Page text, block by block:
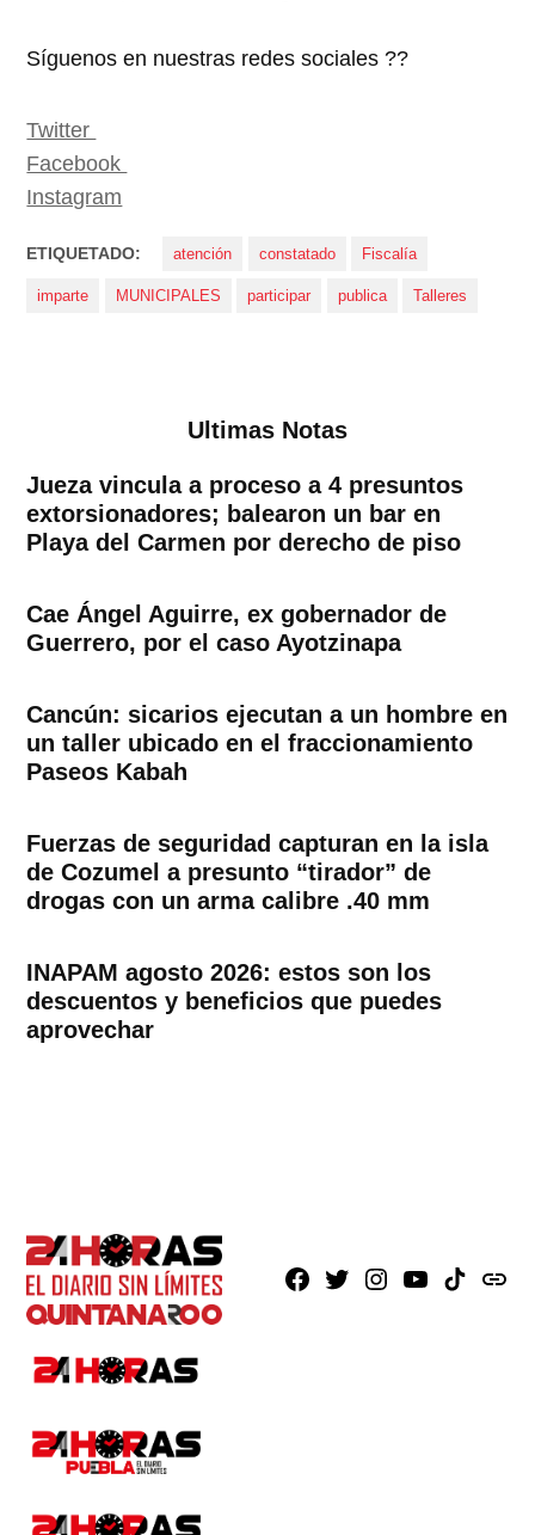
Síguenos en nuestras redes sociales ??
Twitter
Facebook
Instagram
ETIQUETADO: atención constatado Fiscalía
imparte MUNICIPALES participar publica Talleres
Ultimas Notas
Jueza vincula a proceso a 4 presuntos
extorsionadores; balearon un bar en
Playa del Carmen por derecho de piso
Cae Ángel Aguirre, ex gobernador de
Guerrero, por el caso Ayotzinapa
Cancún: sicarios ejecutan a un hombre en
un taller ubicado en el fraccionamiento
Paseos Kabah
Fuerzas de seguridad capturan en la isla
de Cozumel a presunto “tirador” de
drogas con un arma calibre .40 mm
INAPAM agosto 2026: estos son los
descuentos y beneficios que puedes
aprovechar
Facebook
X Instagram
YoutubeTikTokissuu